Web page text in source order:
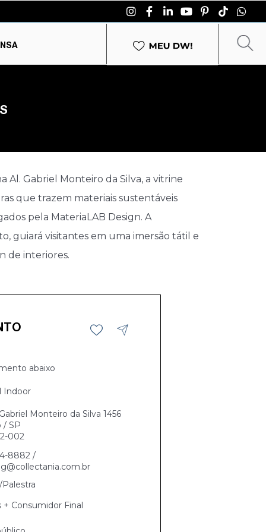
Al. Gabriel Monteiro da Silva, a vitrine
que trazem materiais sustentáveis
pela MateriaLAB Design. A
guiará visitantes em uma imersão tátil e
de interiores.
abaixo
Indoor
Monteiro da Silva 1456
/ SP
002
8882 /
+ Consumidor Final